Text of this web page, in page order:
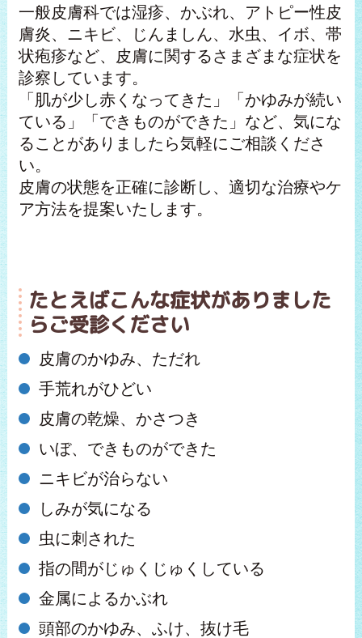
一般皮膚科では湿疹、かぶれ、アトピー性皮
膚炎、ニキビ、じんましん、水虫、イボ、帯
状疱疹など、皮膚に関するさまざまな症状を
診察しています。
「肌が少し赤くなってきた」「かゆみが続い
ている」「できものができた」など、気にな
ることがありましたら気軽にご相談くださ
い。
皮膚の状態を正確に診断し、適切な治療やケ
ア方法を提案いたします。
たとえばこんな症状がありました
らご受診ください
皮膚のかゆみ、ただれ
手荒れがひどい
皮膚の乾燥、かさつき
いぼ、できものができた
ニキビが治らない
しみが気になる
虫に刺された
指の間がじゅくじゅくしている
金属によるかぶれ
頭部のかゆみ、ふけ、抜け毛